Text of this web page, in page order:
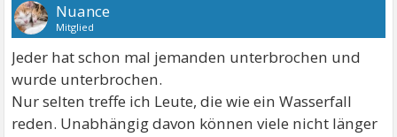
Nuance
Mitglied
Jeder hat schon mal jemanden unterbrochen und
wurde unterbrochen.
Nur selten treffe ich Leute, die wie ein Wasserfall
reden. Unabhängig davon können viele nicht länger